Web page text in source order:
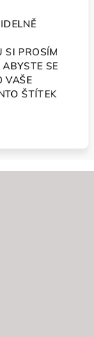
SI PROSÍM
SE
VAŠE
ŠTÍTEK